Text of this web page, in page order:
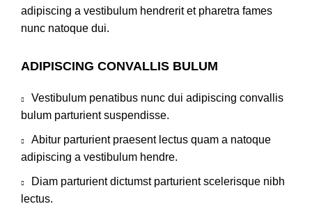
adipiscing a vestibulum hendrerit et pharetra fames
nunc natoque dui.
ADIPISCING CONVALLIS BULUM
Vestibulum penatibus nunc dui adipiscing convallis
bulum parturient suspendisse.
Abitur parturient praesent lectus quam a natoque
adipiscing a vestibulum hendre.
Diam parturient dictumst parturient scelerisque nibh
lectus.